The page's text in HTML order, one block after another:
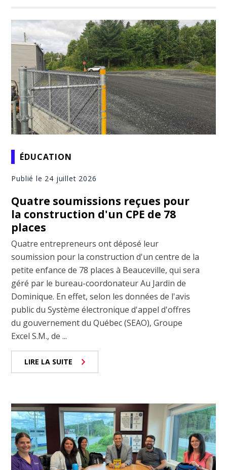
ÉDUCATION
Publié le 24 juillet 2026
Quatre soumissions reçues pour
la construction d'un CPE de 78
places
Quatre entrepreneurs ont déposé leur
soumission pour la construction d'un centre de la
petite enfance de 78 places à Beauceville, qui sera
géré par le bureau-coordonateur Au Jardin de
Dominique. En effet, selon les données de l'avis
public du Système électronique d'appel d'offres
du gouvernement du Québec (SEAO), Groupe
Excel S.M., de ...
LIRE LA SUITE